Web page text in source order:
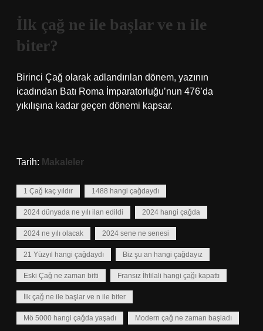
İlk çağ ne ile başlar ve n ile
biter?
Birinci Çağ olarak adlandırılan dönem, yazının
icadından Batı Roma İmparatorluğu’nun 476’da
yıkılışına kadar geçen dönemi kapsar.
Tarih: Makaleler
1 Çağ kaç yıldır 1488 hangi çağdaydı
2024 dünyada ne yılı ilan edildi 2024 hangi çağda
2024 ne yılı olacak 2024 sene ne senesi
21 Yüzyıl hangi çağdaydı Biz şu an hangi çağdayız
Eski Çağ ne zaman bitti Fransız İhtilali hangi çağı kapattı
İlk çağ ne ile başlar ve n ile biter
Mö 5000 hangi çağda yaşadı Modern çağ ne zaman başladı